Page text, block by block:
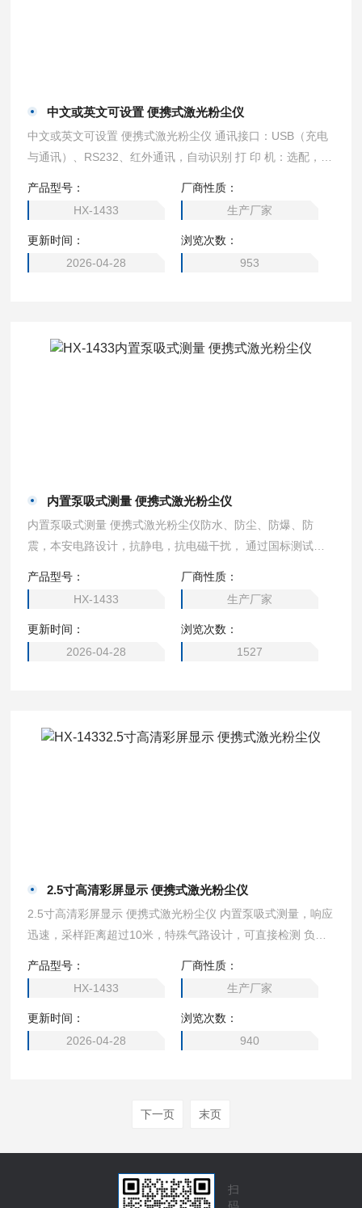
中文或英文可设置 便携式激光粉尘仪
中文或英文可设置 便携式激光粉尘仪 通讯接口：USB（充电
与通讯）、RS232、红外通讯，自动识别 打 印 机：选配，外
中文界面 外型尺寸：180×78×33mm(L×W×H) 重 量：350g
标准附件：说明书、合格证、保修卡、USB充电器（含数据
产品型号：
HX-1433
厂商性质：
生产厂家
更新时间：
2026-04-28
浏览次数：
953
内置泵吸式测量 便携式激光粉尘仪
内置泵吸式测量 便携式激光粉尘仪防水、防尘、防爆、防
震，本安电路设计，抗静电，抗电磁干扰， 通过国标测试和C
溅。内置水汽、粉尘过滤器，防止因水汽和粉尘 损坏传感器
和仪器，可用于高湿度高粉尘环境
产品型号：
HX-1433
厂商性质：
生产厂家
更新时间：
2026-04-28
浏览次数：
1527
2.5寸高清彩屏显示 便携式激光粉尘仪
2.5寸高清彩屏显示 便携式激光粉尘仪 内置泵吸式测量，响应
迅速，采样距离超过10米，特殊气路设计，可直接检测 负压
报警、时间、温度、湿度、存储、通信、打印、 电量、充电
状态等信息，菜单界面采用高清仿真图标显示各个菜单的功能
名称 ●大容量数据存储功能，标配10万条数据存储容量，更大
产品型号：
HX-1433
厂商性质：
生产厂家
更新时间：
2026-04-28
浏览次数：
940
下一页 末页
扫